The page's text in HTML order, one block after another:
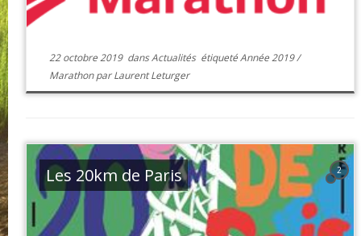
22 octobre 2019dansActualités étiquetéAnnée 2019/
MarathonparLaurent Leturger
2
Les 20km de Paris